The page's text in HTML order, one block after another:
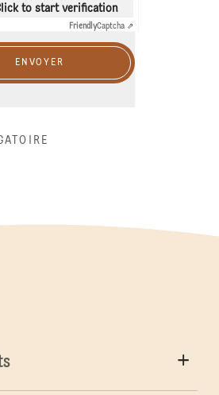
to start verification
FriendlyCaptcha ⇗
ENVOYER